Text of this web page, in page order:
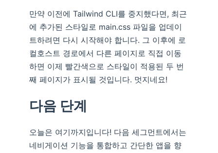
만약 이전에 Tailwind CLI를 중지했다면, 최근
에 추가된 스타일로 main.css 파일을 업데이
트하려면 다시 시작해야 합니다. 그 이후에 로
컬호스트 경로에서 다른 페이지로 직접 이동
하면 이제 빨간색으로 스타일이 적용된 두 번
째 페이지가 표시될 것입니다. 멋지네요!
다음 단계
오늘은 여기까지입니다! 다음 세그먼트에서는
네비게이션 기능을 통합하고 간단한 앱을 향